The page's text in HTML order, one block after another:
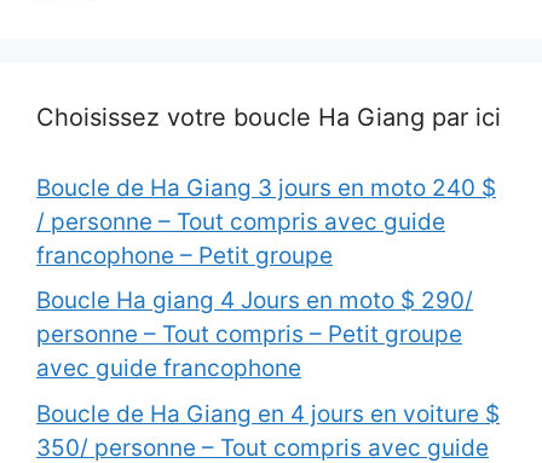
Choisissez votre boucle Ha Giang par ici
Boucle de Ha Giang 3 jours en moto 240 $
/ personne – Tout compris avec guide
francophone – Petit groupe
Boucle Ha giang 4 Jours en moto $ 290/
personne – Tout compris – Petit groupe
avec guide francophone
Boucle de Ha Giang en 4 jours en voiture $
350/ personne – Tout compris avec guide